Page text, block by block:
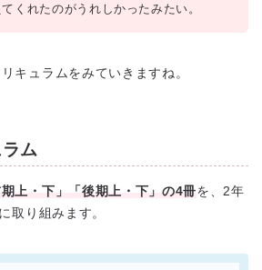
てくれたのがうれしかったみたい。
キュラムをみていきますね。
ム
期上・下」「後期上・下」の4冊を、2年
取り組みます。